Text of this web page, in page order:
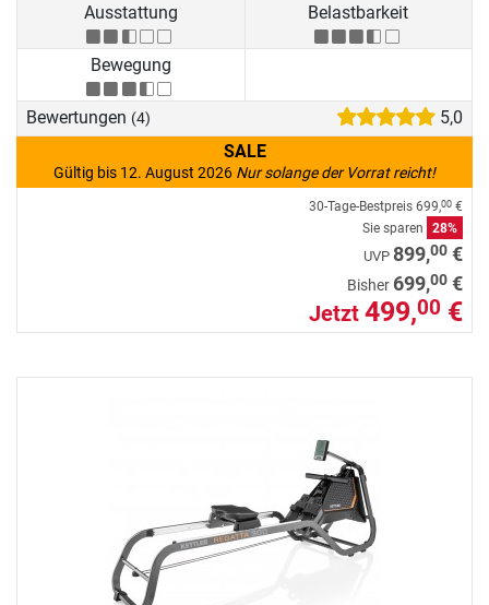
Ausstattung
Belastbarkeit
Bewegung
Bewertungen (4)
5,0
SALE
Gültig bis 12. August 2026 Nur solange der Vorrat reicht!
30-Tage-Bestpreis 699,00 €
Sie sparen
28%
UVP 899,00 €
Bisher 699,00 €
Jetzt 499,00 €